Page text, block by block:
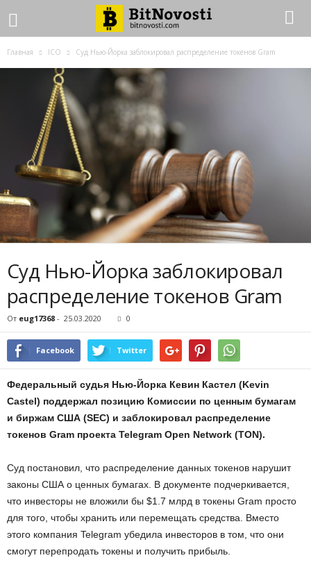
Главная ICO Суд Нью-Йорка заблокировал распределение токенов Gram
Суд Нью-Йорка заблокировал
распределение токенов Gram
От eug17368 - 25.03.2020 0
Facebook Twitter
Федеральный судья Нью-Йорка Кевин Кастел (Kevin
Сastel) поддержал позицию Комиссии по ценным бумагам
и биржам США (SEC) и заблокировал распределение
токенов Gram проекта Telegram Open Network (TON).
Суд постановил, что распределение данных токенов нарушит
законы США о ценных бумагах. В документе подчеркивается,
что инвесторы не вложили бы $1.7 млрд в токены Gram просто
для того, чтобы хранить или перемещать средства. Вместо
этого компания Telegram убедила инвесторов в том, что они
смогут перепродать токены и получить прибыль.